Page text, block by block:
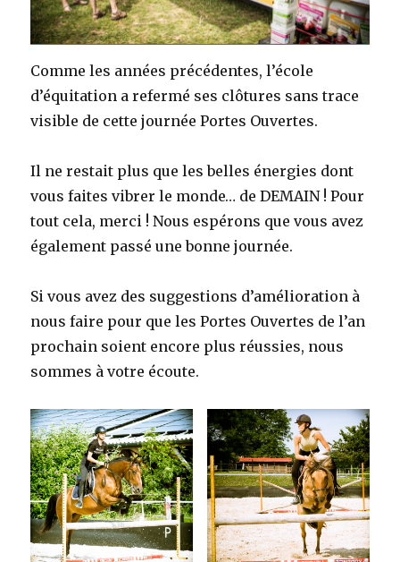
Comme les années précédentes, l’école
d’équitation a refermé ses clôtures sans trace
visible de cette journée Portes Ouvertes.
Il ne restait plus que les belles énergies dont
vous faites vibrer le monde… de DEMAIN ! Pour
tout cela, merci ! Nous espérons que vous avez
également passé une bonne journée.
Si vous avez des suggestions d’amélioration à
nous faire pour que les Portes Ouvertes de l’an
prochain soient encore plus réussies, nous
sommes à votre écoute.